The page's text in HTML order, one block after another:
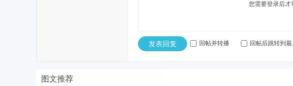
您需要登录后才
发表回复 回帖并转播 回帖后跳转到
图文推荐